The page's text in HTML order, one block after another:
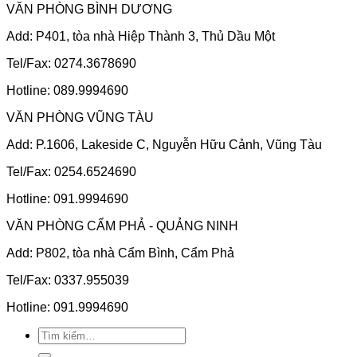
VĂN PHÒNG BÌNH DƯƠNG
Add: P401, tòa nhà Hiệp Thành 3, Thủ Dầu Một
Tel/Fax: 0274.3678690
Hotline: 089.9994690
VĂN PHÒNG VŨNG TÀU
Add: P.1606, Lakeside C, Nguyễn Hữu Cảnh, Vũng Tàu
Tel/Fax: 0254.6524690
Hotline: 091.9994690
VĂN PHÒNG CẨM PHẢ - QUẢNG NINH
Add: P802, tòa nhà Cẩm Bình, Cẩm Phả
Tel/Fax: 0337.955039
Hotline: 091.9994690
Tìm
kiếm: